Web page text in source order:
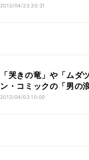
2013/04/23 20:31
「哭きの竜」や「ム
ン・コミックの「男の
2013/04/03 10:00